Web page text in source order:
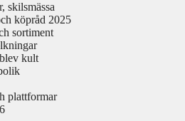
skilsmässa
köpråd 2025
sortiment
kult
plattformar